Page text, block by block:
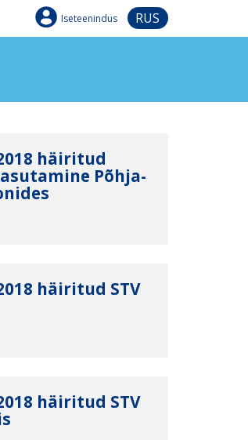
Iseteenindus RUS
häiritud
Põhja-
häiritud STV
häiritud STV